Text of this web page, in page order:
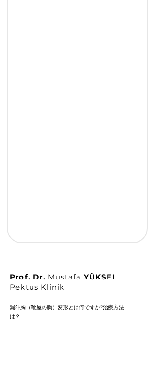
Prof. Dr. Mustafa YÜKSEL
Pektus Klinik
漏斗胸（靴屋の胸）変形とは何ですか?治療方法
は？